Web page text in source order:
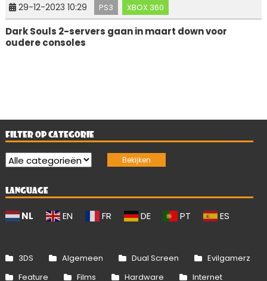
29-12-2023 10:29 PS3 XBOX 360
Dark Souls 2-servers gaan in maart down voor
oudere consoles
FILTER OP CATEGORIE
LANGUAGE
NL EN FR DE PT ES
3DS Algemeen Dual Screen
Evilgamerz
Feature
Films Hardware Internet